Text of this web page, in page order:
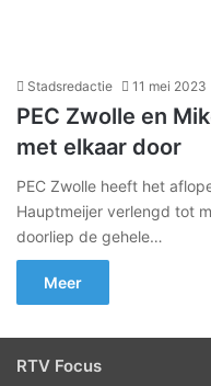
Stadsredactie 11 mei 2023
PEC Zwolle en
met elkaar door
PEC Zwolle heeft het
Hauptmeijer verlengd tot
doorliep de gehele…
Meer
RTV Focus